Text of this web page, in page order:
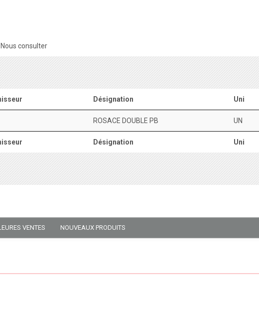
Nous consulter
Désignation Uni
Désignation Uni
ROSACE DOUBLE PB UN
VENTES NOUVEAUX PRODUITS